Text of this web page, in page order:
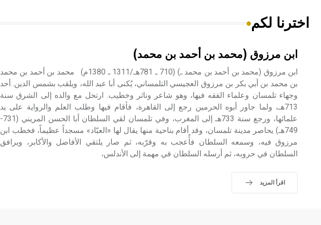
اخترنا لكم
ابن مرزوق (محمد بن أحمد بن محمد)
ابن مرزوق (محمد بن أحمد بن محمد ـ) (710 ـ 781هـ/1311 ـ 1380م) محمد بن أحمد بن محمد
بن محمد بن أبي بكر بن مرزوق العجيسي التلمساني، يُكنى أبا عبد الله، ويلقب بشمس الدين. أحد
وجهاء تلمسان وعلماء الفقه فيها، وهو شاعر وناثر وخطيب. ارتحل مع والده إلى الشرق سنة
713هـ، ولما جاور أبوه الحرمين رجع إلى القاهرة، فأقام فيها وطلب العلم والرواية على يد
علمائها، ورجع سنة 733هـ إلى المغرب، وفي تلمسان لقي السلطان أبا الحسن المريني (731-
749هـ) يحاصر مدينة تلمسان، وقد أقام بناحية منها يقال لها «العبّاد» مسجداً عظيماً، فخطب ابن
مرزوق فيه، وسمعه السلطان فأُعجب به وقرّبه، ثم صار يلتقي الأفاضل والأكابر، ويرافق
السلطان في حروبه، ثم أرسله السلطان في مهمة إلى الأندلس،
اقرأ المزيد